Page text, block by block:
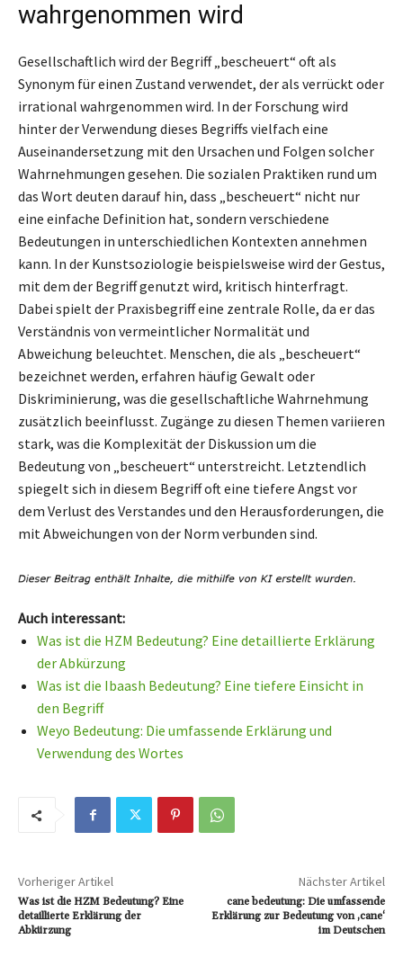
wahrgenommen wird
Gesellschaftlich wird der Begriff „bescheuert“ oft als
Synonym für einen Zustand verwendet, der als verrückt oder
irrational wahrgenommen wird. In der Forschung wird
hinter der Verwendung dieses Begriffs vielfach eine
Auseinandersetzung mit den Ursachen und Folgen solcher
Wahrnehmungen gesehen. Die sozialen Praktiken rund um
das Wort deuten darauf hin, dass „bescheuert“ nicht nur
eine einfache Definition hat, sondern verschiedene
Bedeutungen in unterschiedlichen Kontexten annehmen
kann. In der Kunstsoziologie beispielsweise wird der Gestus,
mit dem der Begriff genutzt wird, kritisch hinterfragt.
Dabei spielt der Praxisbegriff eine zentrale Rolle, da er das
Verständnis von vermeintlicher Normalität und
Abweichung beleuchtet. Menschen, die als „bescheuert“
bezeichnet werden, erfahren häufig Gewalt oder
Diskriminierung, was die gesellschaftliche Wahrnehmung
zusätzlich beeinflusst. Zugänge zu diesen Themen variieren
stark, was die Komplexität der Diskussion um die
Bedeutung von „bescheuert“ unterstreicht. Letztendlich
spiegelt sich in diesem Begriff oft eine tiefere Angst vor
dem Verlust des Verstandes und den Herausforderungen, die
mit Abweichungen von der Norm verbunden sind.
Auch interessant:
Was ist die HZM Bedeutung? Eine detaillierte Erklärung
der Abkürzung
Was ist die Ibaash Bedeutung? Eine tiefere Einsicht in
den Begriff
Weyo Bedeutung: Die umfassende Erklärung und
Verwendung des Wortes
Vorheriger Artikel
Was ist die HZM Bedeutung? Eine
detaillierte Erklärung der
Abkürzung
Nächster Artikel
cane bedeutung: Die umfassende
Erklärung zur Bedeutung von ‚cane‘
im Deutschen